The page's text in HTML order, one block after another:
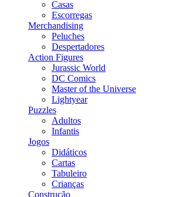
Casas
Escorregas
Merchandising
Peluches
Despertadores
Action Figures
Jurassic World
DC Comics
Master of the Universe
Lightyear
Puzzles
Adultos
Infantis
Jogos
Didáticos
Cartas
Tabuleiro
Crianças
Construção